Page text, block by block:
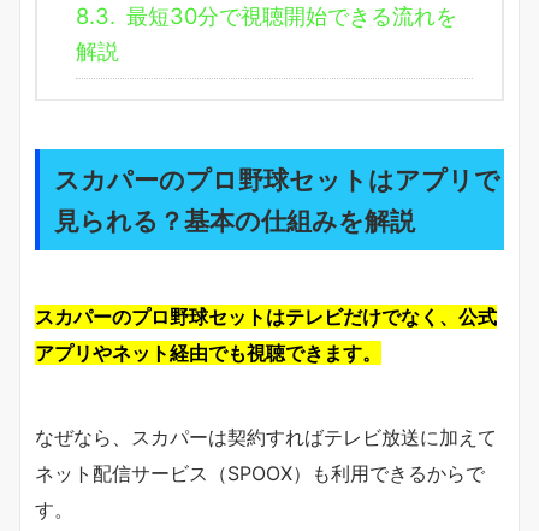
8.3. 最短30分で視聴開始できる流れを
解説
スカパーのプロ野球セットはアプリで
見られる？基本の仕組みを解説
スカパーのプロ野球セットはテレビだけでなく、公式
アプリやネット経由でも視聴できます。
なぜなら、スカパーは契約すればテレビ放送に加えて
ネット配信サービス（SPOOX）も利用できるからで
す。